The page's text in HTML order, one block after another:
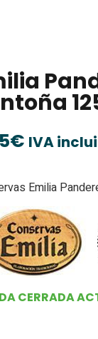
€ IVA
Emilia
CERRADA